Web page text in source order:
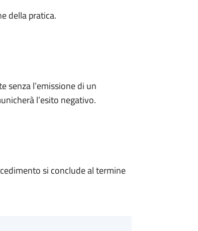
della pratica.
senza l’emissione di un
l’esito negativo.
si conclude al termine